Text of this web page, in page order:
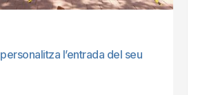
l’entrada del seu